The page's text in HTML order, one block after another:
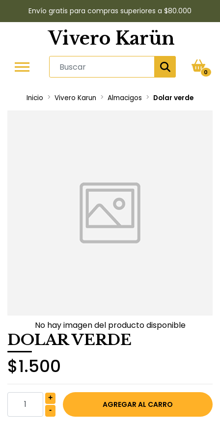
Envío gratis para compras superiores a $80.000
Vivero Karün
0
Inicio Vivero Karun Almacigos Dolar verde
No hay imagen del producto disponible
DOLAR VERDE
$1.500
+
-